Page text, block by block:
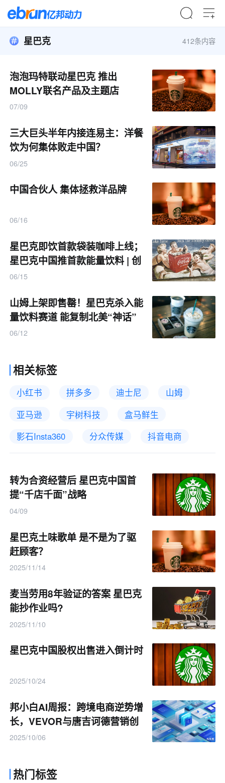
星巴克 412条内容
泡泡玛特联动星巴克 推出
MOLLY联名产品及主题店
07/09
三大巨头半年内接连易主：洋餐
饮为何集体败走中国？
06/25
中国合伙人 集体拯救洋品牌
06/16
星巴克即饮首款袋装咖啡上线；
星巴克中国推首款能量饮料 | 创
新周报
06/15
山姆上架即售罄！星巴克杀入能
量饮料赛道 能复制北美“神话”
吗？
06/12
相关标签
小红书 拼多多 迪士尼
山姆
亚马逊
宇树科技
盒马鲜生
影石Insta360
分众传媒 抖音电商
转为合资经营后 星巴克中国首
提“千店千面”战略
04/09
星巴克土味歌单 是不是为了驱
赶顾客？
2025/11/14
麦当劳用8年验证的答案 星巴克
能抄作业吗?
2025/11/10
星巴克中国股权出售进入倒计时
2025/10/24
邦小白AI周报：跨境电商逆势增
长，VEVOR与唐吉诃德营销创
新引关注
2025/10/06
热门标签